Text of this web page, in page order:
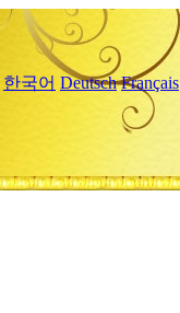
한국어 Deutsch Français